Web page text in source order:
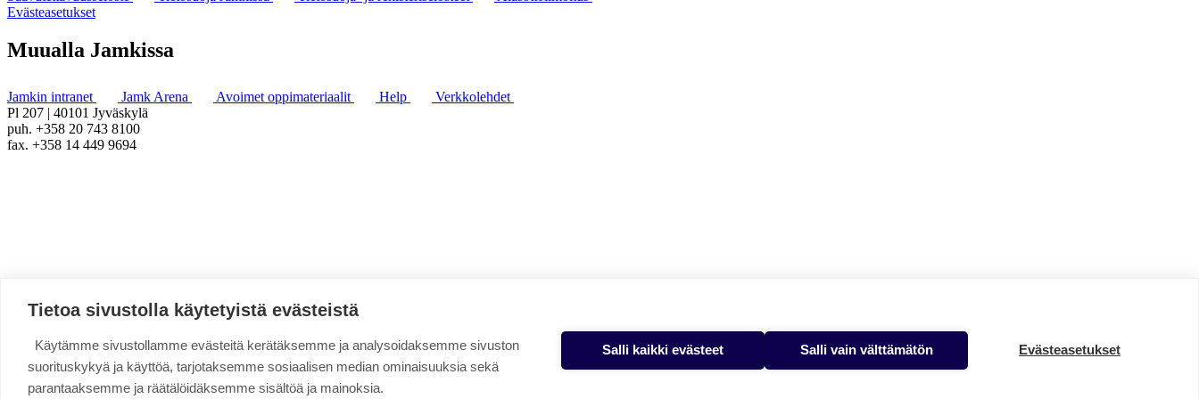
Evästeasetukset
Muualla Jamkissa
Jamkin intranet Jamk Arena Avoimet oppimateriaalit Help
Verkkolehdet
Pl 207 | 40101 Jyväskylä
puh. +358 20 743 8100
fax. +358 14 449 9694
Tietoa sivustolla käytetyistä evästeistä
Käytämme sivustollamme evästeitä kerätäksemme ja analysoidaksemme sivuston
suorituskykyä ja käyttöä, tarjotaksemme sosiaalisen median ominaisuuksia sekä
parantaaksemme ja räätälöidäksemme sisältöä ja mainoksia.
Salli kaikki evästeet Salli vain välttämätön Evästeasetukset